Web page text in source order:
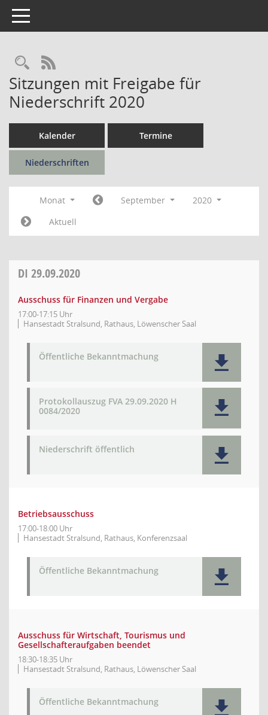
Toggle navigation
Rechercheauswahl
RSS-Feed
Sitzungen mit Freigabe für
Niederschrift 2020
Kalender Termine
Niederschriften
Monat September
2020
Aktuell
DI 29.09.2020
Ausschuss für Finanzen und Vergabe
17:00-17:15 Uhr
Hansestadt Stralsund, Rathaus, Löwenscher Saal
Öffentliche Bekanntmachung
Protokollauszug FVA 29.09.2020 H
0084/2020
Niederschrift öffentlich
Betriebsausschuss
17:00-18:00 Uhr
Hansestadt Stralsund, Rathaus, Konferenzsaal
Öffentliche Bekanntmachung
Ausschuss für Wirtschaft, Tourismus und
Gesellschafteraufgaben beendet
18:30-18:35 Uhr
Hansestadt Stralsund, Rathaus, Löwenscher Saal
Öffentliche Bekanntmachung